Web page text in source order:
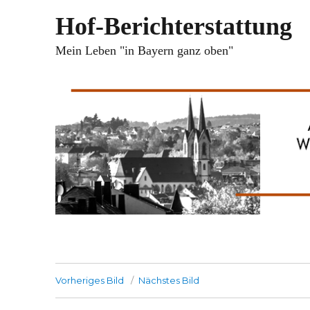
Hof-Berichterstattung
Mein Leben "in Bayern ganz oben"
Vorheriges Bild Nächstes Bild